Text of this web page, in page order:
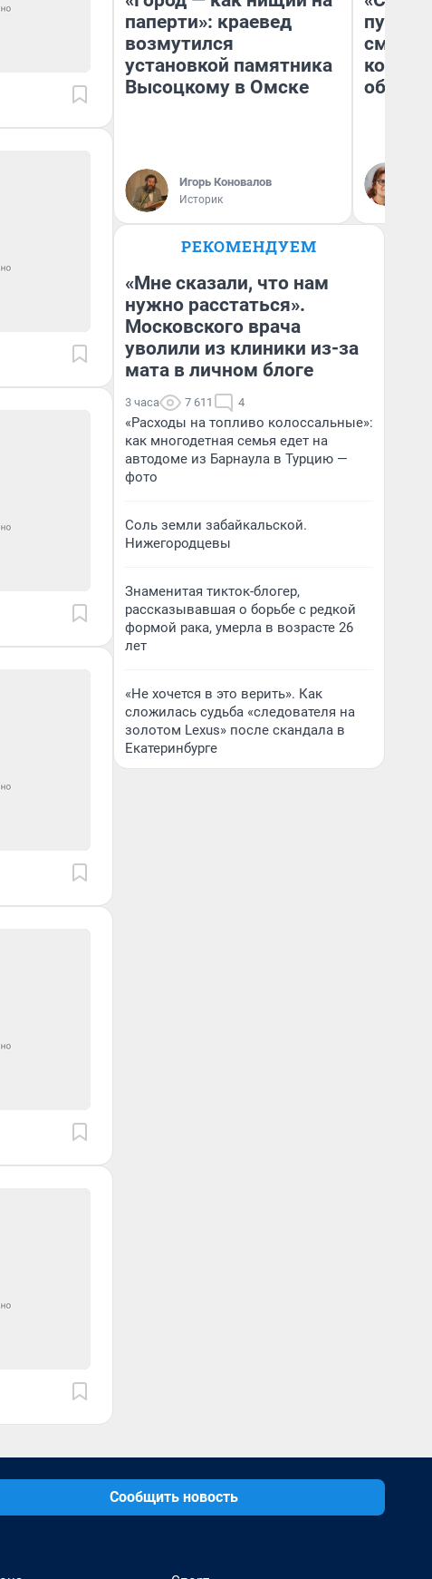
паперти»: краевед
возмутился
установкой памятника
Высоцкому в Омске
Игорь Коновалов
Историк
РЕКОМЕНДУЕМ
«Мне сказали, что нам
нужно расстаться».
Московского врача
уволили из клиники из-за
мата в личном блоге
3 часа 7 611 4
«Расходы на топливо колоссальные»:
как многодетная семья едет на
автодоме из Барнаула в Турцию —
фото
Соль земли забайкальской.
Нижегородцевы
Знаменитая тикток-блогер,
рассказывавшая о борьбе с редкой
формой рака, умерла в возрасте 26
лет
«Не хочется в это верить». Как
сложилась судьба «следователя на
золотом Lexus» после скандала в
Екатеринбурге
Сообщить новость